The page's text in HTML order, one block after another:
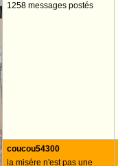
1258 messages postés
coucou54300
la misére n'est pas une